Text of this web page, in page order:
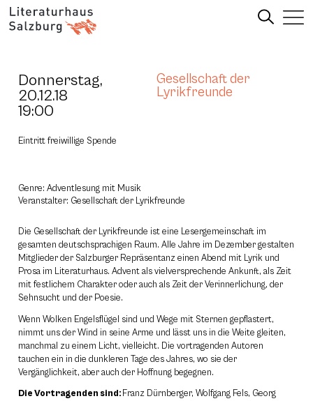
Donnerstag,
20.12.18
19:00
Gesellschaft der
Lyrikfreunde
Eintritt freiwillige Spende
Genre: Adventlesung mit Musik
Veranstalter: Gesellschaft der Lyrikfreunde
Die Gesellschaft der Lyrikfreunde ist eine Lesergemeinschaft im
gesamten deutschsprachigen Raum. Alle Jahre im Dezember gestalten
Mitglieder der Salzburger Repräsentanz einen Abend mit Lyrik und
Prosa im Literaturhaus. Advent als vielversprechende Ankunft, als Zeit
mit festlichem Charakter oder auch als Zeit der Verinnerlichung, der
Sehnsucht und der Poesie.
Wenn Wolken Engelsflügel sind und Wege mit Sternen gepflastert,
nimmt uns der Wind in seine Arme und lässt uns in die Weite gleiten,
manchmal zu einem Licht, vielleicht. Die vortragenden Autoren
tauchen ein in die dunkleren Tage des Jahres, wo sie der
Vergänglichkeit, aber auch der Hoffnung begegnen.
Die Vortragenden sind: Franz Dürnberger, Wolfgang Fels, Georg